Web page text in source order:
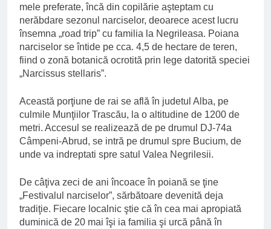
Este posibil sa ne
iertam?
6 Ani Ago
mele preferate, încă din copilărie aşteptam cu
nerăbdare sezonul narciselor, deoarece acest lucru
însemna „road trip” cu familia la Negrileasa. Poiana
narciselor se întide pe cca. 4,5 de hectare de teren,
fiind o zonă botanică ocrotită prin lege datorită speciei
„Narcissus stellaris”.
Această porţiune de rai se află în judetul Alba, pe
culmile Munţiilor Trascău, la o altitudine de 1200 de
metri. Accesul se realizează de pe drumul DJ-74a
Câmpeni-Abrud, se intră pe drumul spre Bucium, de
unde va indreptati spre satul Valea Negrilesii.
De câţiva zeci de ani încoace în poiană se ţine
„Festivalul narciselor”, sărbătoare devenită deja
tradiţie. Fiecare localnic ştie că în cea mai apropiată
duminică de 20 mai îşi ia familia şi urcă până în